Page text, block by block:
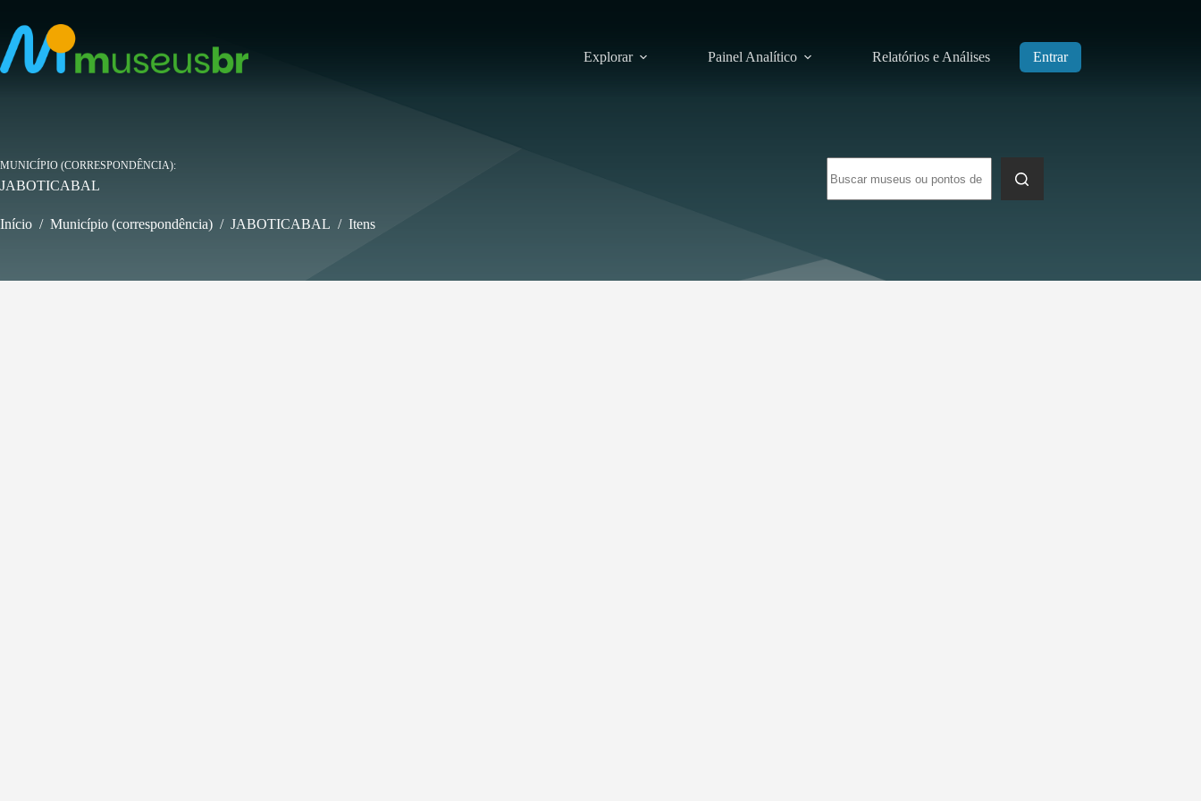
para
conteúdo
Explorar Painel Analítico Relatórios e Análises Entrar
resultados
MUNICÍPIO (CORRESPONDÊNCIA)
JABOTICABAL
Início / Município (correspondência) / JABOTICABAL / Itens